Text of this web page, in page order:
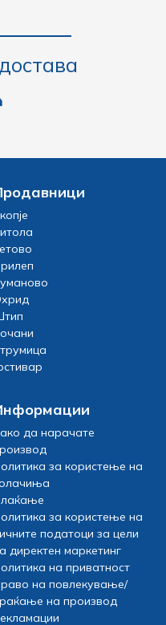
да нарачате
за користење на
за користење на
податоци за цели
директен маркетинг
на приватност
на повлекување/
на производ